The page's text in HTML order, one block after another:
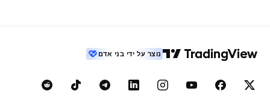
נוצר על ידי בני אדם